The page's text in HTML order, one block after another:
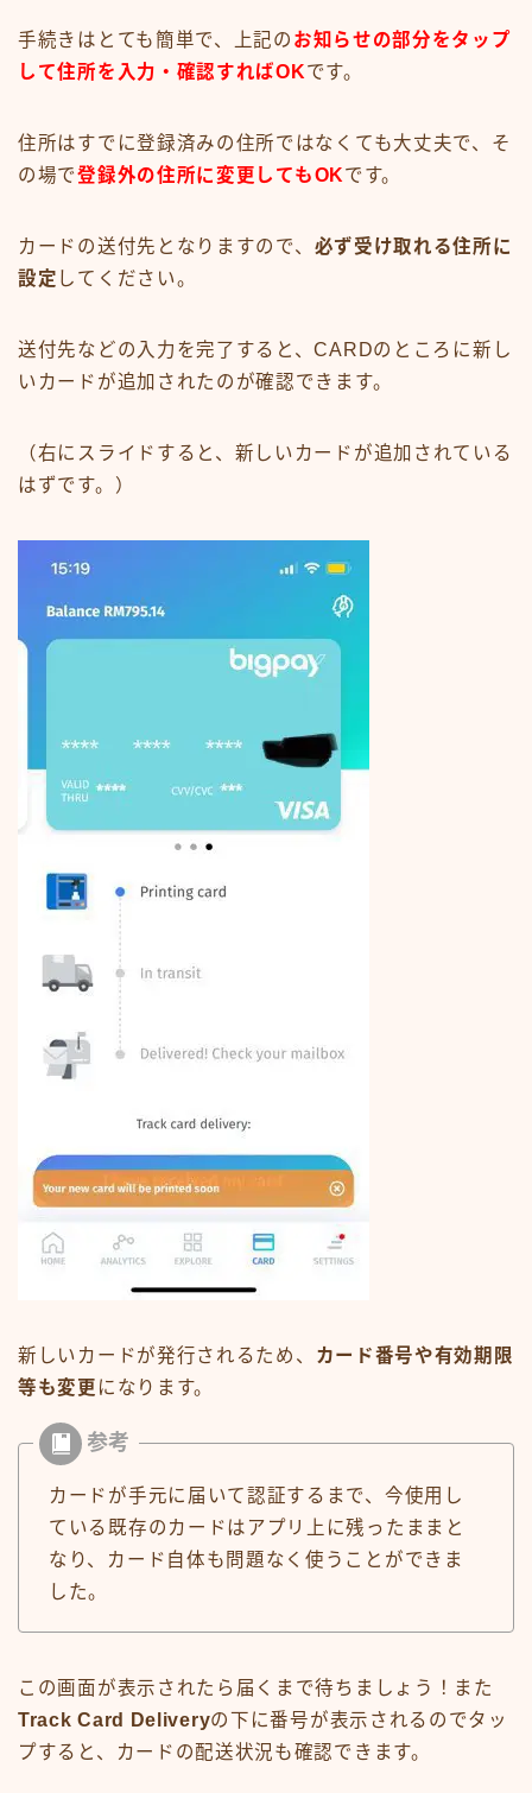
手続きはとても簡単で、上記の お知らせの部分をタップ
して住所を入力・確認すればOKです。
住所はすでに登録済みの住所ではなくても大丈夫で、そ
の場で登録外の住所に変更してもOKです。
カードの送付先となりますので、 必ず受け取れる住所に
設定 してください。
送付先などの入力を完了すると、CARDのところに新し
いカードが追加されたのが確認できます。
（右にスライドすると、新しいカードが追加されている
はずです。）
新しいカードが発行されるため、 カード番号や有効期限
等も変更 になります。
カードが手元に届いて認証するまで、今使用し
ている既存のカードはアプリ上に残ったままと
なり、カード自体も問題なく使うことができま
した。
この画面が表示されたら届くまで待ちましょう！また
Track Card Deliveryの下に番号が表示されるのでタッ
プすると、カードの配送状況も確認できます。